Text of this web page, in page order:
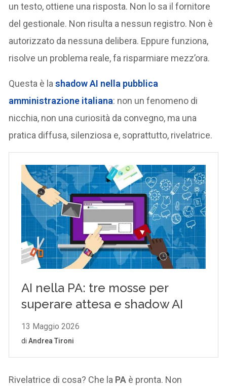
un testo, ottiene una risposta. Non lo sa il fornitore
del gestionale. Non risulta a nessun registro. Non è
autorizzato da nessuna delibera. Eppure funziona,
risolve un problema reale, fa risparmiare mezz’ora.
Questa è la shadow AI nella pubblica
amministrazione italiana: non un fenomeno di
nicchia, non una curiosità da convegno, ma una
pratica diffusa, silenziosa e, soprattutto, rivelatrice.
Rivelatrice di cosa? Che la PA è pronta. Non